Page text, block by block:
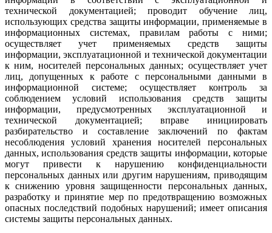
технической документацией; проводит обучение лиц,
использующих средства защиты информации, применяемые в
информационных системах, правилам работы с ними;
осуществляет учет применяемых средств защиты
информации, эксплуатационной и технической документации
к ним, носителей персональных данных; осуществляет учет
лиц, допущенных к работе с персональными данными в
информационной системе; осуществляет контроль за
соблюдением условий использования средств защиты
информации, предусмотренных эксплуатационной и
технической документацией; вправе инициировать
разбирательство и составление заключений по фактам
несоблюдения условий хранения носителей персональных
данных, использования средств защиты информации, которые
могут привести к нарушению конфиденциальности
персональных данных или другим нарушениям, приводящим
к снижению уровня защищенности персональных данных,
разработку и принятие мер по предотвращению возможных
опасных последствий подобных нарушений; имеет описания
системы защиты персональных данных.